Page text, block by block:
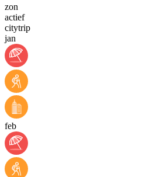
zon
actief
citytrip
jan
feb